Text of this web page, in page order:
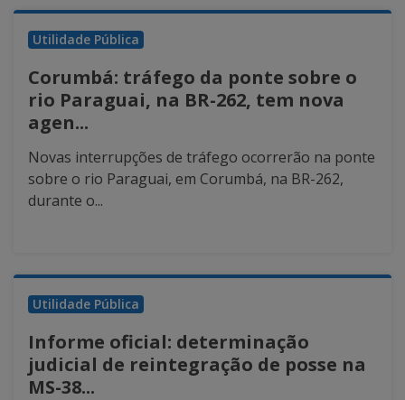
Utilidade Pública
Corumbá: tráfego da ponte sobre o
rio Paraguai, na BR-262, tem nova
agen...
Novas interrupções de tráfego ocorrerão na ponte
sobre o rio Paraguai, em Corumbá, na BR-262,
durante o...
Utilidade Pública
Informe oficial: determinação
judicial de reintegração de posse na
MS-38...